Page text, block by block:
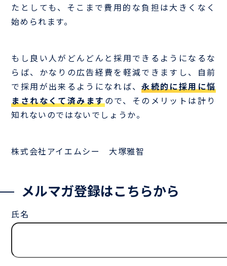
たとしても、そこまで費用的な負担は大きくなく
始められます。
もし良い人がどんどんと採用できるようになるな
らば、かなりの広告経費を軽減できますし、自前
で採用が出来るようになれば、永続的に採用に悩
まされなくて済みますので、そのメリットは計り
知れないのではないでしょうか。
株式会社アイエムシー 大塚雅智
メルマガ登録はこちらから
氏名